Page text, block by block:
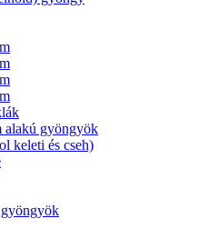
alakú gyöngyök
keleti és cseh)